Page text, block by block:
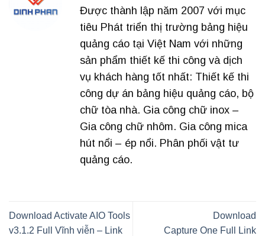
Được thành lập năm 2007 với mục
tiêu Phát triển thị trường bảng hiệu
quảng cáo tại Việt Nam với những
sản phẩm thiết kế thi công và dịch
vụ khách hàng tốt nhất: Thiết kế thi
công dự án bảng hiệu quảng cáo, bộ
chữ tòa nhà. Gia công chữ inox –
Gia công chữ nhôm. Gia công mica
hút nổi – ép nổi. Phân phối vật tư
quảng cáo.
Download Activate AIO Tools
v3.1.2 Full Vĩnh viễn – Link
Download
Capture One Full Link